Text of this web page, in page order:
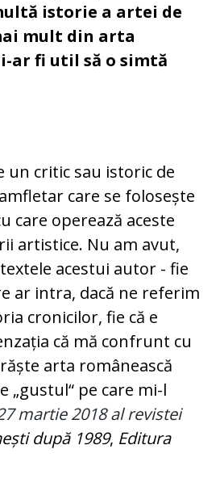
istorie a artei de
mult din arta
ar fi util să o simtă
un critic sau istoric de
care se folosește
care operează aceste
artistice. Nu am avut,
acestui autor - fie
ar intra, dacă ne referim
cronicilor, fie că e
că mă confrunt cu
arta românească
„gustul“ pe care mi-l
martie 2018 al revistei
după 1989, Editura